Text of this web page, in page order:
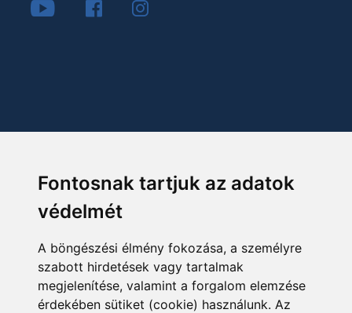
Fontosnak tartjuk az adatok
védelmét
A böngészési élmény fokozása, a személyre
szabott hirdetések vagy tartalmak
megjelenítése, valamint a forgalom elemzése
érdekében sütiket (cookie) használunk. Az